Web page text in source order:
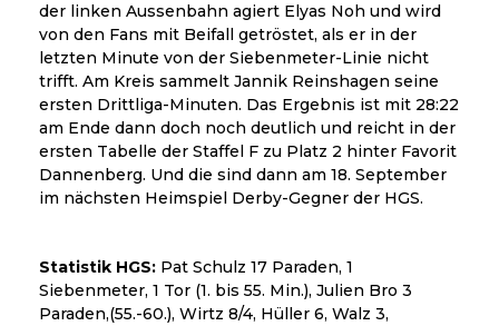
der linken Aussenbahn agiert Elyas Noh und wird
von den Fans mit Beifall getröstet, als er in der
letzten Minute von der Siebenmeter-Linie nicht
trifft. Am Kreis sammelt Jannik Reinshagen seine
ersten Drittliga-Minuten. Das Ergebnis ist mit 28:22
am Ende dann doch noch deutlich und reicht in der
ersten Tabelle der Staffel F zu Platz 2 hinter Favorit
Dannenberg. Und die sind dann am 18. September
im nächsten Heimspiel Derby-Gegner der HGS.
Statistik HGS: Pat Schulz 17 Paraden, 1
Siebenmeter, 1 Tor (1. bis 55. Min.), Julien Bro 3
Paraden,(55.-60.), Wirtz 8/4, Hüller 6, Walz 3,